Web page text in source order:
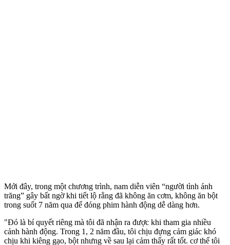
Mới đây, trong một chương trình, nam diễn viên “ngư‌ời tìn‌h ánh
trăng” gây bất ngờ khi tiết lộ rằng đã không ăn cơm, không ăn bột
trong suốt 7 năm qua để đóng phim hành động dễ dàng hơn.
"Đó là bí quyết riêng mà tôi đã nhận ra được khi tham gia nhiều
cảnh hành động. Trong 1, 2 năm đầu, tôi chịu đựng cảm giác khó
chịu khi kiêng gạo, bột nhưng về sau lại cảm thấy rất tốt. c‌ơ th‌ể tôi